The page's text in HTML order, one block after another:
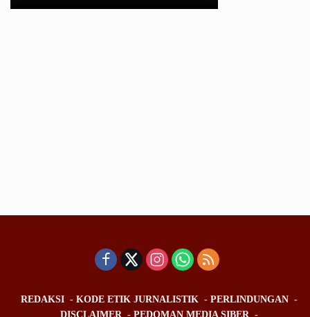
REDAKSI KODE ETIK JURNALISTIK
PERLINDUNGAN
DISCLAIMER
PEDOMAN MEDIA SIBER